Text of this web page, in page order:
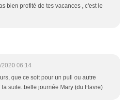
bien profité de tes vacances , c'est le
2020 06:14
que ce soit pour un pull ou autre
la suite..belle journée Mary (du Havre)